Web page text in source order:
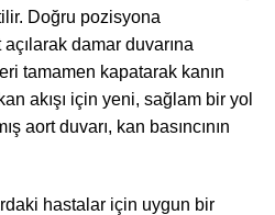
Doğru pozisyona
damar duvarına
tamamen kapatarak kanın
akışı için yeni, sağlam bir yol
aort duvarı, kan basıncının
hastalar için uygun bir